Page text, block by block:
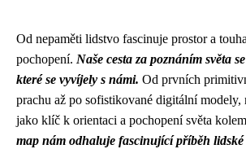
Od nepaměti lidstvo fascinuje prostor a
pochopení. Naše cesta za poznáním světa
které se vyvíjely s námi. Od prvních
prachu až po sofistikované digitální
jako klíč k orientaci a pochopení světa
map nám odhaluje fascinující příběh lidské